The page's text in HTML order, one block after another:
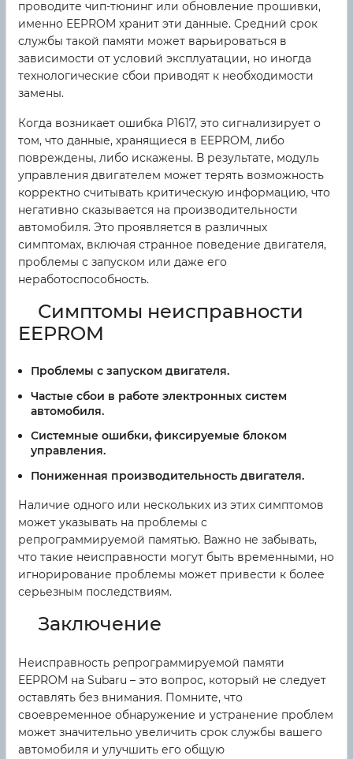
проводите чип-тюнинг или обновление прошивки,
именно EEPROM хранит эти данные. Средний срок
службы такой памяти может варьироваться в
зависимости от условий эксплуатации, но иногда
технологические сбои приводят к необходимости
замены.
Когда возникает ошибка P1617, это сигнализирует о
том, что данные, хранящиеся в EEPROM, либо
повреждены, либо искажены. В результате, модуль
управления двигателем может терять возможность
корректно считывать критическую информацию, что
негативно сказывается на производительности
автомобиля. Это проявляется в различных
симптомах, включая странное поведение двигателя,
проблемы с запуском или даже его
неработоспособность.
Симптомы неисправности
EEPROM
Проблемы с запуском двигателя.
Частые сбои в работе электронных систем
автомобиля.
Системные ошибки, фиксируемые блоком
управления.
Пониженная производительность двигателя.
Наличие одного или нескольких из этих симптомов
может указывать на проблемы с
репрограммируемой памятью. Важно не забывать,
что такие неисправности могут быть временными, но
игнорирование проблемы может привести к более
серьезным последствиям.
Заключение
Неисправность репрограммируемой памяти
EEPROM на Subaru – это вопрос, который не следует
оставлять без внимания. Помните, что
своевременное обнаружение и устранение проблем
может значительно увеличить срок службы вашего
автомобиля и улучшить его общую